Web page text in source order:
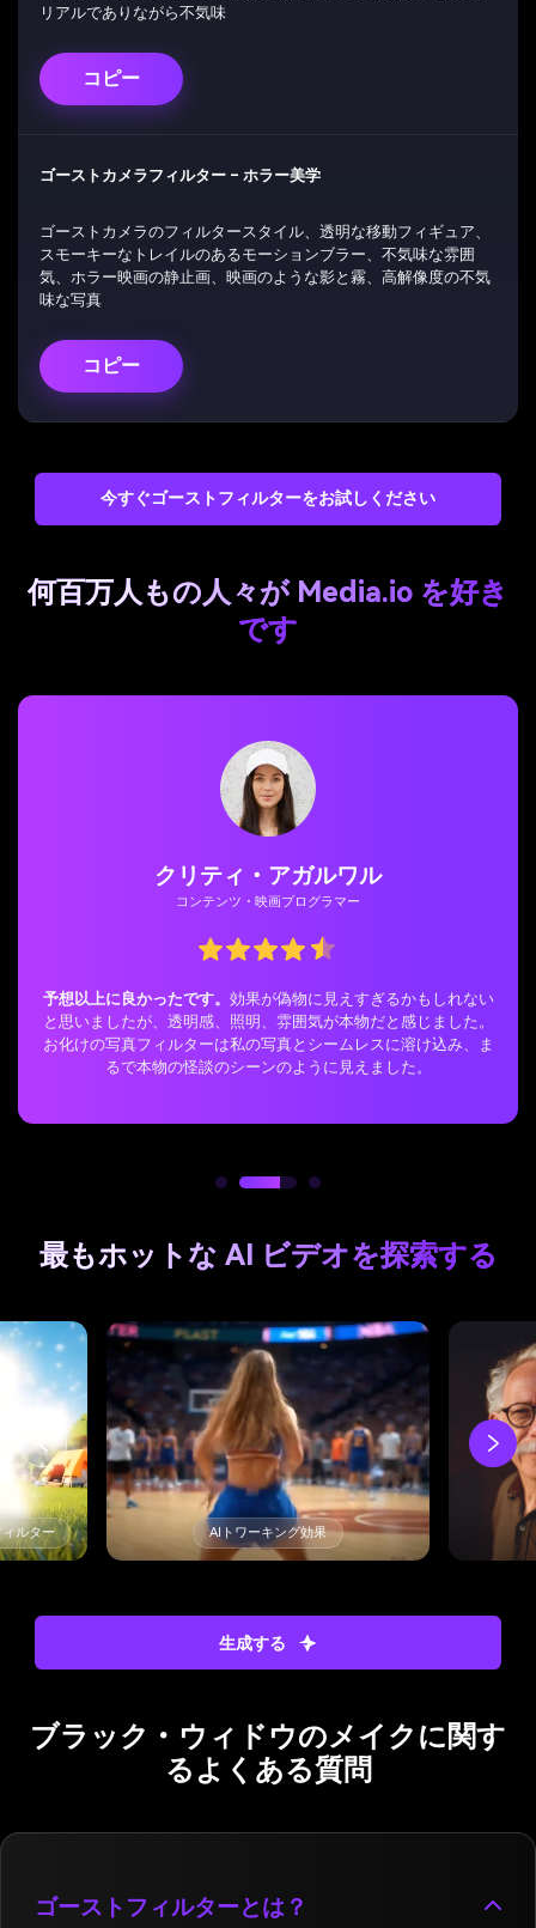
リアルでありながら不気味
コピー
ゴーストカメラフィルター – ホラー美学
ゴーストカメラのフィルタースタイル、透明な移動フィギュア、
スモーキーなトレイルのあるモーションブラー、不気味な雰囲
気、ホラー映画の静止画、映画のような影と霧、高解像度の不気
味な写真
コピー
今すぐゴーストフィルターをお試しください
何百万人もの人々が Media.io を好き
です
クリティ・アガルワル
コンテンツ・映画プログラマー
予想以上に良かったです。 効果が偽物に見えすぎるかもしれない
と思いましたが、透明感、照明、雰囲気が本物だと感じました。
お化けの写真フィルターは私の写真とシームレスに溶け込み、ま
るで本物の怪談のシーンのように見えました。
最もホットな AI ビデオを探索する
ルター AIトワーキング効果
生成する
ブラック・ウィドウのメイクに関す
るよくある質問
ゴーストフィルターとは？